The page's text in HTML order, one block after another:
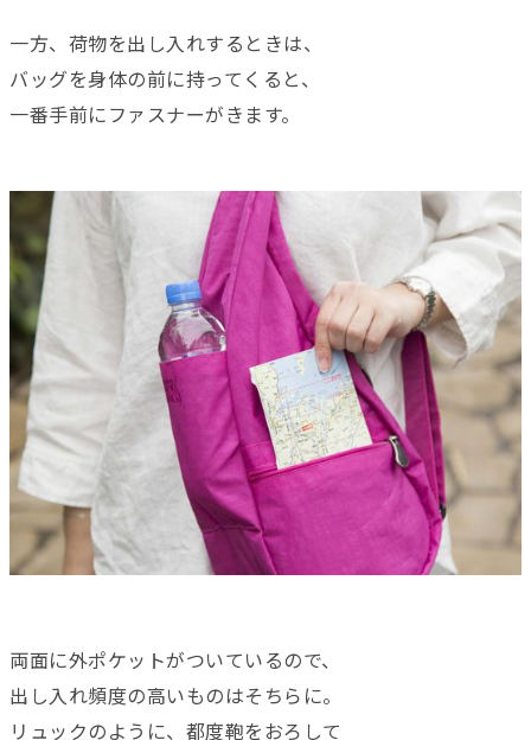
一方、荷物を出し入れするときは、
バッグを身体の前に持ってくると、
一番手前にファスナーがきます。
両面に外ポケットがついているので、
出し入れ頻度の高いものはそちらに。
リュックのように、都度鞄をおろして